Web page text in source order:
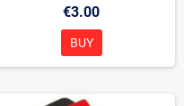
€3.00
BUY